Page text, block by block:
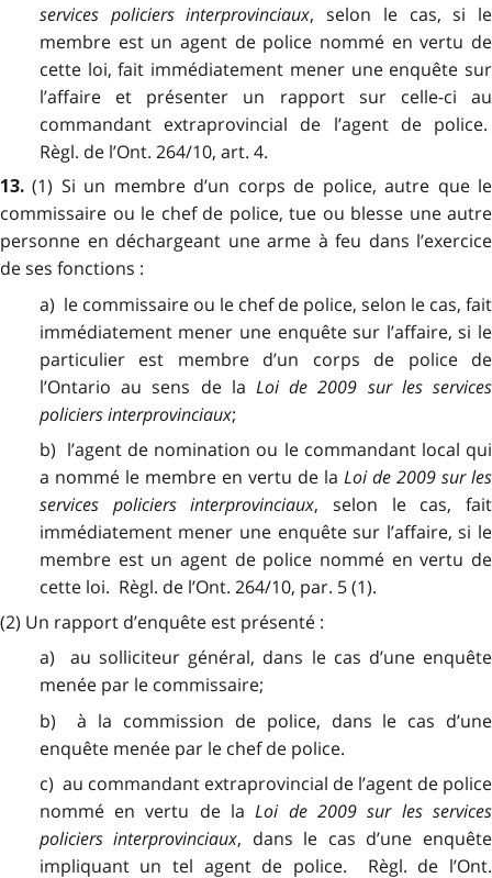
services policiers interprovinciaux, selon le cas, si le
membre est un agent de police nommé en vertu de
cette loi, fait immédiatement mener une enquête sur
l’affaire et présenter un rapport sur celle-ci au
commandant extraprovincial de l’agent de police.
Règl. de l’Ont. 264/10, art. 4.
13.(1) Si un membre d’un corps de police, autre que le
commissaire ou le chef de police, tue ou blesse une autre
personne en déchargeant une arme à feu dans l’exercice
de ses fonctions :
a) le commissaire ou le chef de police, selon le cas, fait
immédiatement mener une enquête sur l’affaire, si le
particulier est membre d’un corps de police de
l’Ontario au sens de la Loi de 2009 sur les services
policiers interprovinciaux;
b) l’agent de nomination ou le commandant local qui
a nommé le membre en vertu de la Loi de 2009 sur les
services policiers interprovinciaux, selon le cas, fait
immédiatement mener une enquête sur l’affaire, si le
membre est un agent de police nommé en vertu de
cette loi. Règl. de l’Ont. 264/10, par. 5 (1).
(2) Un rapport d’enquête est présenté :
a) au solliciteur général, dans le cas d’une enquête
menée par le commissaire;
b) à la commission de police, dans le cas d’une
enquête menée par le chef de police.
c) au commandant extraprovincial de l’agent de police
nommé en vertu de laLoi de 2009 sur les services
policiers interprovinciaux, dans le cas d’une enquête
impliquant un tel agent de police. Règl. de l’Ont.